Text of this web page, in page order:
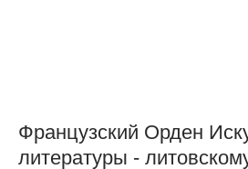
Французский Орден
литературы -